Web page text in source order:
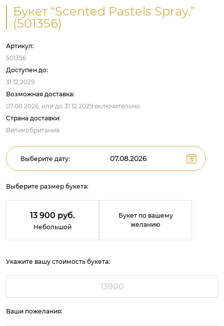
Букет “Scented Pastels Spray.”
(501356)
Артикул:
501356
Доступен до:
31.12.2029
Возможная доставка:
07.08.2026, или до 31.12.2029 включительно
Страна доставки:
Великобритания
Выберите дату:
Выберите размер букета:
13 900 руб.
Небольшой
Букет по вашему
желанию
Укажите вашу стоимость букета:
Ваши пожелания: